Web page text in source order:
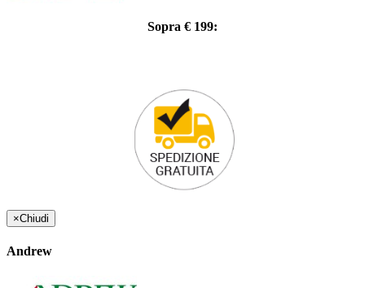
Sopra € 199:
×Chiudi
Andrew